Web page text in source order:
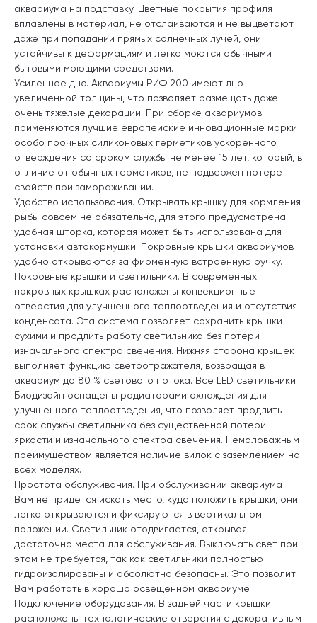
аквариума на подставку. Цветные покрытия профиля
вплавлены в материал, не отслаиваются и не выцветают
даже при попадании прямых солнечных лучей, они
устойчивы к деформациям и легко моются обычными
бытовыми моющими средствами.
Усиленное дно. Аквариумы РИФ 200 имеют дно
увеличенной толщины, что позволяет размещать даже
очень тяжелые декорации. При сборке аквариумов
применяются лучшие европейские инновационные марки
особо прочных силиконовых герметиков ускоренного
отверждения со сроком службы не менее 15 лет, который, в
отличие от обычных герметиков, не подвержен потере
свойств при замораживании.
Удобство использования. Открывать крышку для кормления
рыбы совсем не обязательно, для этого предусмотрена
удобная шторка, которая может быть использована для
установки автокормушки. Покровные крышки аквариумов
удобно открываются за фирменную встроенную ручку.
Покровные крышки и светильники. В современных
покровных крышках расположены конвекционные
отверстия для улучшенного теплоотведения и отсутствия
конденсата. Эта система позволяет сохранить крышки
сухими и продлить работу светильника без потери
изначального спектра свечения. Нижняя сторона крышек
выполняет функцию светоотражателя, возвращая в
аквариум до 80 % светового потока. Все LED светильники
Биодизайн оснащены радиаторами охлаждения для
улучшенного теплоотведения, что позволяет продлить
срок службы светильника без существенной потери
яркости и изначального спектра свечения. Немаловажным
преимуществом является наличие вилок с заземлением на
всех моделях.
Простота обслуживания. При обслуживании аквариума
Вам не придется искать место, куда положить крышки, они
легко открываются и фиксируются в вертикальном
положении. Светильник отодвигается, открывая
достаточно места для обслуживания. Выключать свет при
этом не требуется, так как светильники полностью
гидроизолированы и абсолютно безопасны. Это позволит
Вам работать в хорошо освещенном аквариуме.
Подключение оборудования. В задней части крышки
расположены технологические отверстия с декоративным